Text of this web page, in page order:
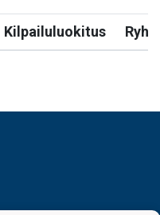
Kilpailuluokitus